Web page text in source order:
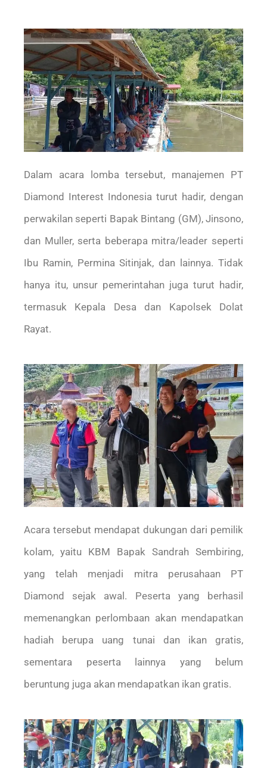
Dalam acara lomba tersebut, manajemen PT
Diamond Interest Indonesia turut hadir, dengan
perwakilan seperti Bapak Bintang (GM), Jinsono,
dan Muller, serta beberapa mitra/leader seperti
Ibu Ramin, Permina Sitinjak, dan lainnya. Tidak
hanya itu, unsur pemerintahan juga turut hadir,
termasuk Kepala Desa dan Kapolsek Dolat
Rayat.
Acara tersebut mendapat dukungan dari pemilik
kolam, yaitu KBM Bapak Sandrah Sembiring,
yang telah menjadi mitra perusahaan PT
Diamond sejak awal. Peserta yang berhasil
memenangkan perlombaan akan mendapatkan
hadiah berupa uang tunai dan ikan gratis,
sementara peserta lainnya yang belum
beruntung juga akan mendapatkan ikan gratis.